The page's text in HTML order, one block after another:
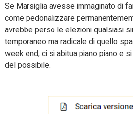
Se Marsiglia avesse immaginato di
come pedonalizzare
avrebbe perso le elezioni qualsiasi
temporaneo ma radicale di quello
week end, ci si abitua piano piano e
del possibile.